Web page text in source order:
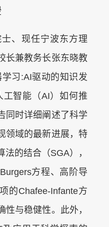
、现任宁波东方理
长兼教务长张东晓教
习:AI驱动的知识发
工智能（AI）如何推
同时详细阐述了科学
领域的最新进展，特
的结合（SGA），
方程、高阶导
的Chafee-Infante方
与稳健性。此外，